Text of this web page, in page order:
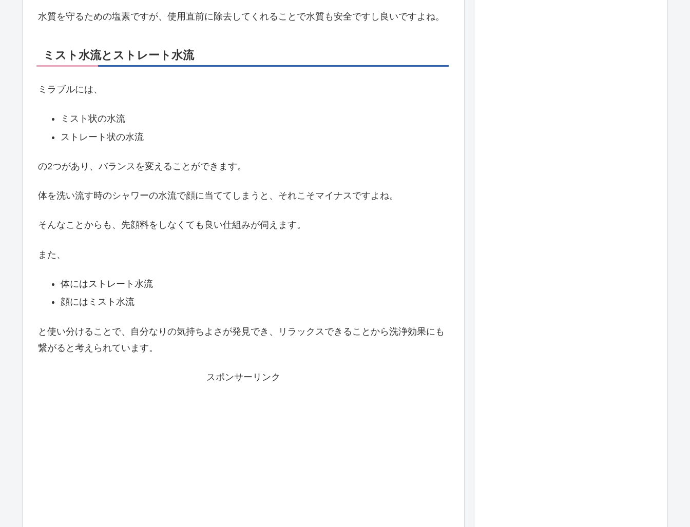
水質を守るための塩素ですが、使用直前に除去してくれることで水質も安全ですし良いですよね。
ミスト水流とストレート水流
ミラブルには、
ミスト状の水流
ストレート状の水流
の2つがあり、バランスを変えることができます。
体を洗い流す時のシャワーの水流で顔に当ててしまうと、それこそマイナスですよね。
そんなことからも、先顔料をしなくても良い仕組みが伺えます。
また、
体にはストレート水流
顔にはミスト水流
と使い分けることで、自分なりの気持ちよさが発見でき、リラックスできることから洗浄効果にも
繋がると考えられています。
スポンサーリンク